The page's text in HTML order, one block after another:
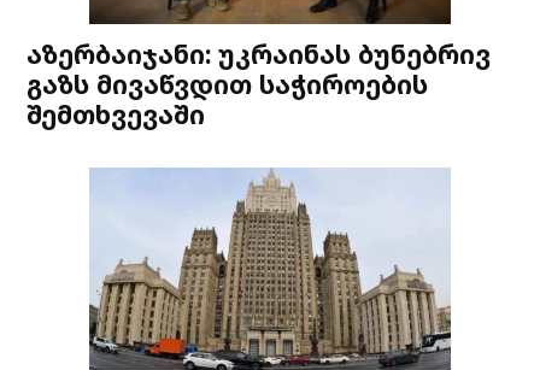
აზერბაიჯანი: უკრაინას ბუნებრივ
გაზს მივაწვდით საჭიროების
შემთხვევაში